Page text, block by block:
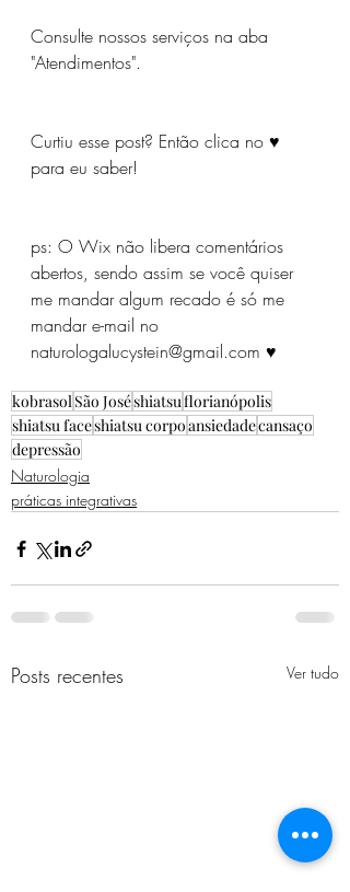
Consulte nossos serviços na aba
"Atendimentos".
Curtiu esse post? Então clica no ♥
para eu saber!
ps: O Wix não libera comentários
abertos, sendo assim se você quiser
me mandar algum recado é só me
mandar e-mail no
naturologalucystein@gmail.com ♥
kobrasolSão Joséshiatsuflorianópolis
shiatsu faceshiatsu corpoansiedadecansaço
depressão
Naturologia
práticas integrativas
Posts recentes Ver tudo